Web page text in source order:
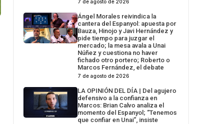
7 de agosto de 2026
Ángel Morales reivindica la
cantera del Espanyol: apuesta por
Bauza, Hinojo y Javi Hernández y
pide tiempo para juzgar el
mercado; la mesa avala a Unai
Núñez y cuestiona no haver
fichado otro portero; Roberto o
Marcos Fernández, el debate
7 de agosto de 2026
LA OPINIÓN DEL DÍA | Del agujero
defensivo a la confianza en
Marcos: Brian Calvo analiza el
momento del Espanyol; “Tenemos
que confiar en Unai”, insiste